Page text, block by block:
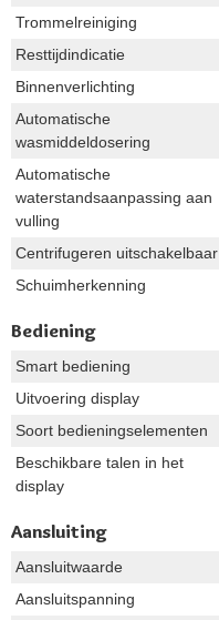
Trommelreiniging
Resttijdindicatie
Binnenverlichting
Automatische
wasmiddeldosering
Automatische
waterstandsaanpassing aan
vulling
Centrifugeren uitschakelbaar
Schuimherkenning
Bediening
Smart bediening
Uitvoering display
Soort bedieningselementen
Beschikbare talen in het
display
Aansluiting
Aansluitwaarde
Aansluitspanning